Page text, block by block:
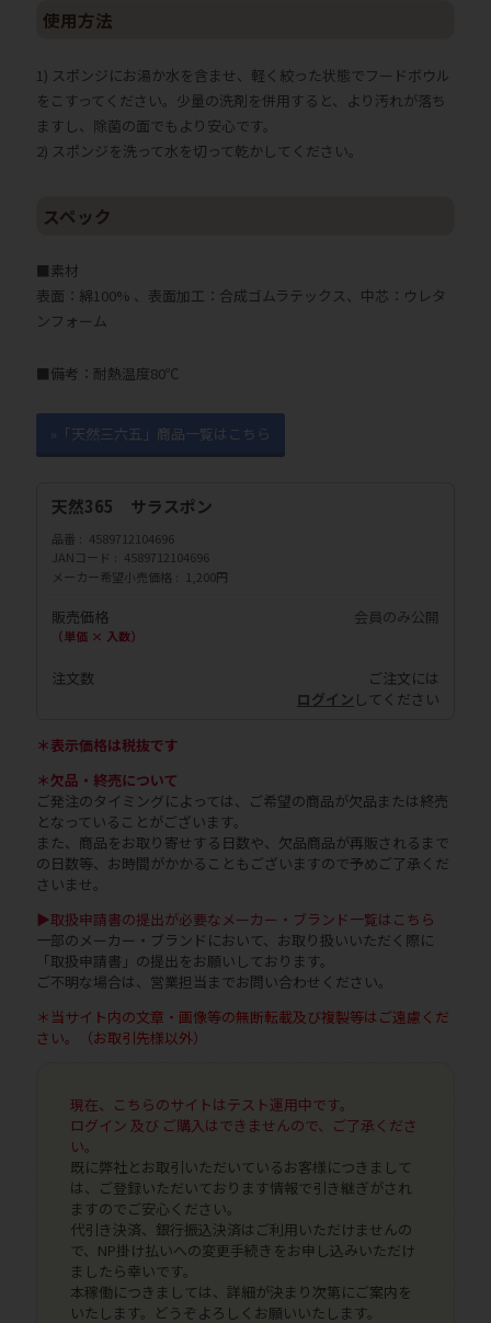
使用方法
1) スポンジにお湯か水を含ませ、軽く絞った状態でフードボウル
をこすってください。少量の洗剤を併用すると、より汚れが落ち
ますし、除菌の面でもより安心です。
2) スポンジを洗って水を切って乾かしてください。
スペック
■素材
表面：綿100% 、表面加工：合成ゴムラテックス、中芯：ウレタ
ンフォーム
■備考：耐熱温度80℃
»「天然三六五」商品一覧はこちら
天然365 サラスポン
品番
4589712104696
JANコード
4589712104696
メーカー希望小売価格
1,200円
販売価格
（単価 × 入数）
会員のみ公開
注文数
ご注文には
ログイン してください
＊表示価格は税抜です
＊欠品・終売について
ご発注のタイミングによっては、ご希望の商品が欠品または終売
となっていることがございます。
また、商品をお取り寄せする日数や、欠品商品が再販されるまで
の日数等、お時間がかかることもございますので予めご了承くだ
さいませ。
▶取扱申請書の提出が必要なメーカー・ブランド一覧はこちら
一部のメーカー・ブランドにおいて、お取り扱いいただく際に
「取扱申請書」の提出をお願いしております。
ご不明な場合は、営業担当までお問い合わせください。
＊当サイト内の文章・画像等の無断転載及び複製等はご遠慮くだ
さい。（お取引先様以外）
現在、こちらのサイトはテスト運用中です。
ログイン 及び ご購入はできませんので、ご了承くださ
い。
既に弊社とお取引いただいているお客様につきまして
は、ご登録いただいております情報で引き継ぎがされ
ますのでご安心ください。
代引き決済、銀行振込決済はご利用いただけませんの
で、NP掛け払いへの変更手続きをお申し込みいただけ
ましたら幸いです。
本稼働につきましては、詳細が決まり次第にご案内を
いたします。どうぞよろしくお願いいたします。